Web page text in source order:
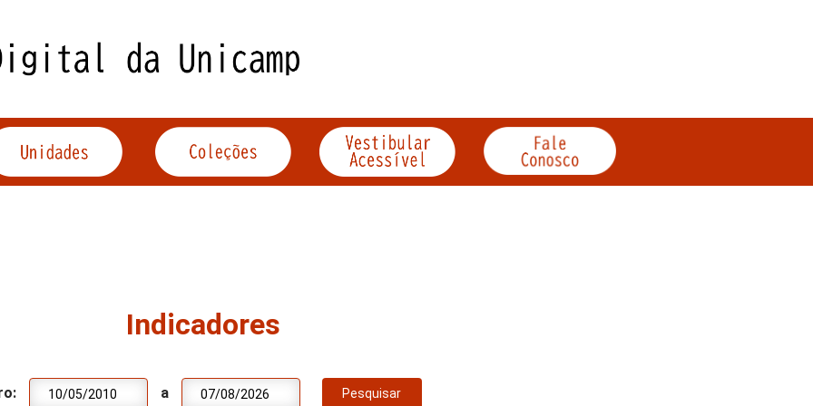
Indicadores
a